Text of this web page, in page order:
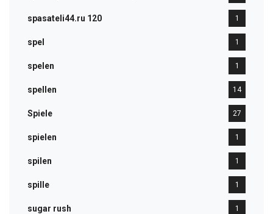
spasateli44.ru 120 1
spel 1
spelen 1
spellen 14
Spiele 27
spielen 1
spilen 1
spille 1
sugar rush 1